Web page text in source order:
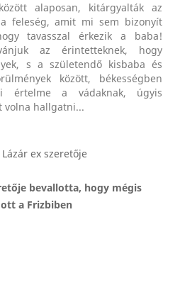
alaposan, kitárgyalták az
feleség, amit mi sem bizonyít
tavasszal érkezik a baba!
az érintetteknek, hogy
s a születendő kisbaba és
között, békességben
értelme a vádaknak, úgyis
volna hallgatni...
bevallotta, hogy mégis
a Frizbiben